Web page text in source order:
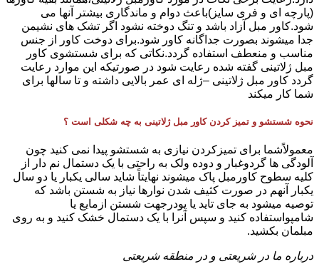
(پارچه ای و فری سایز)باعث دوام و ماندگاری بیشتر آنها می
شود.کاور مبل آزاد باشد و تنگ دوخته نشود اگر تشک های نشیمن
جدا میشوند بصورت جداگانه کاور شود.برای دوخت کاور از جنس
مناسب و منعطف استفاده گردد.نکاتی که برای شستشوی کاور
مبل ژلاتینی گفته شده رعایت شود در صورتیکه این موارد رعایت
گردد کاور مبل ژلاتینی –ژله ای عمر بالایی داشته و تا سالها برای
شما کار میکند
نحوه شستشو و تمیز کردن کاور مبل ژلاتینی به چه شکلی است ؟
معمولاًشما برای تمیزکردن نیازی به شستشو پیدا نمی کنید چون
آلودگی ها گردوغبار و دوده ولک به راحتی با یک دستمال نم دار از
کلیه سطوح کاورمبل پاک میشوند نهایتاً شاید سالی یکبار یا دو سال
یکبار آنهم در صورت کثیف شدن نوارها نیاز به شستن باشد که
توصیه میشود به جای تاید یا پودرجهت شستن ازمایع یا
شامپواستفاده کنید و سپس آنرا با یک دستمال خشک کنید و به روی
مبلمان بکشید.
درباره ما در شریعتی و در منطقه شریعتی